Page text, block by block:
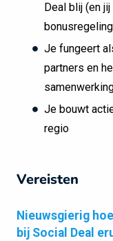
Deal blij (en
Je fungeert
partners en
Je bouwt
regio
Vereisten
Nieuwsgierig
bij Social Deal